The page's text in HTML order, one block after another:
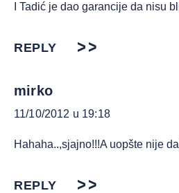
I Tadić je dao garancije da nisu
REPLY
mirko
11/10/2012 u 19:18
Hahaha..,sjajno!!!A uopšte nije
REPLY